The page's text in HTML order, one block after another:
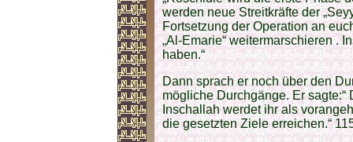
werden neue Streitkräfte der
Fortsetzung der Operation an
„Al-Emarie“ weitermarschieren .
haben.“
Dann sprach er noch über den
mögliche Durchgänge. Er sagte:“
Inschallah werdet ihr als
die gesetzten Ziele erreichen.“